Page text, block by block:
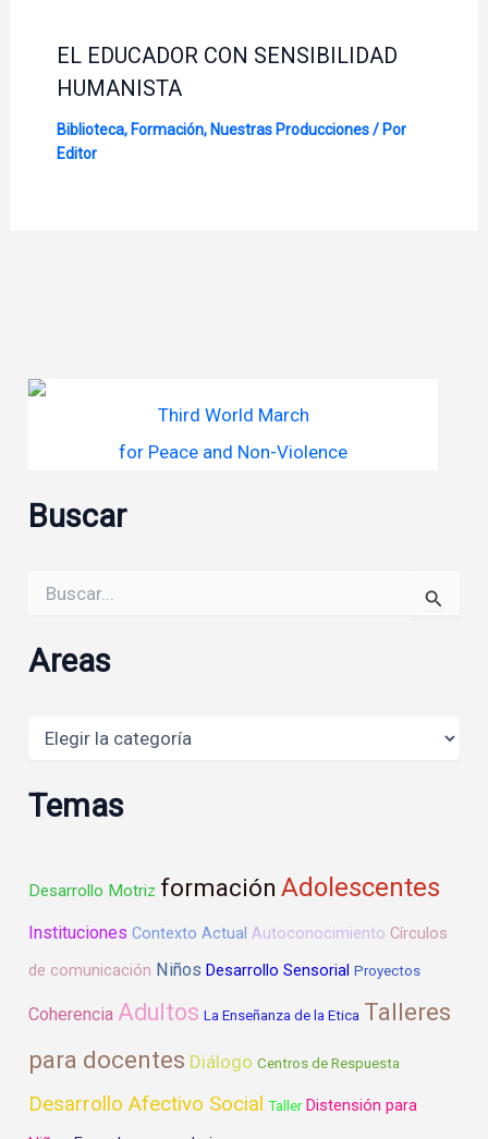
EL EDUCADOR CON SENSIBILIDAD
HUMANISTA
Biblioteca, Formación, Nuestras Producciones/ Por
Editor
Third World March
for Peace and Non-Violence
Buscar
por:
Areas
Temas
Desarrollo Motriz formación Adolescentes
Instituciones Contexto Actual Autoconocimiento Círculos
de comunicación Niños Desarrollo Sensorial Proyectos
Coherencia Adultos La Enseñanza de la Etica Talleres
para docentes Diálogo Centros de Respuesta
Desarrollo Afectivo Social Taller Distensión para